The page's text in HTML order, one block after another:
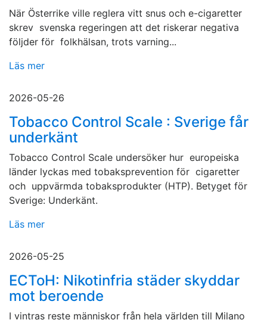
När Österrike ville reglera vitt snus och e-cigaretter
skrev svenska regeringen att det riskerar negativa
följder för folkhälsan, trots varning...
Läs mer
2026-05-26
Tobacco Control Scale : Sverige får
underkänt
Tobacco Control Scale undersöker hur europeiska
länder lyckas med tobaksprevention för cigaretter
och uppvärmda tobaksprodukter (HTP). Betyget för
Sverige: Underkänt.
Läs mer
2026-05-25
ECToH: Nikotinfria städer skyddar
mot beroende
I vintras reste människor från hela världen till Milano